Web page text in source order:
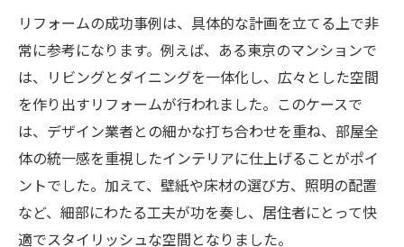
リフォームの成功事例は、具体的な計画を立てる上で非
常に参考になります。例えば、ある東京のマンションで
は、リビングとダイニングを一体化し、広々とした空間
を作り出すリフォームが行われました。このケースで
は、デザイン業者との細かな打ち合わせを重ね、部屋全
体の統一感を重視したインテリアに仕上げることがポイ
ントでした。加えて、壁紙や床材の選び方、照明の配置
など、細部にわたる工夫が功を奏し、居住者にとって快
適でスタイリッシュな空間となりました。